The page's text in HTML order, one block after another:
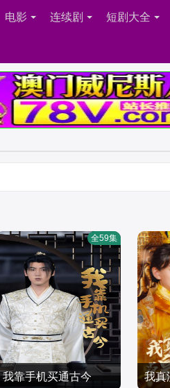
电影 连续剧 短剧大全
我靠手机买通古今
全59集
我真